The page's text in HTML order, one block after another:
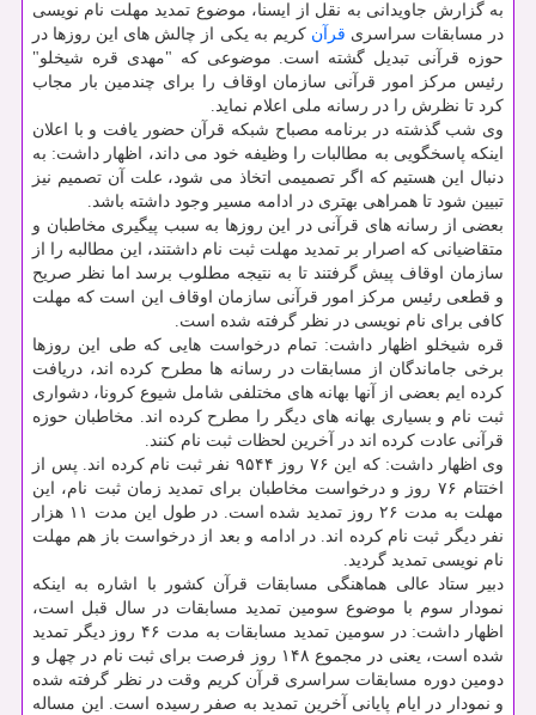
به گزارش جاویدانی به نقل از ایسنا، موضوع تمدید مهلت نام نویسی
در مسابقات سراسری قرآن کریم به یکی از چالش های این روزها در
حوزه قرآنی تبدیل گشته است. موضوعی که "مهدی قره شیخلو"
رئیس مرکز امور قرآنی سازمان اوقاف را برای چندمین بار مجاب
کرد تا نظرش را در رسانه ملی اعلام نماید.
وی شب گذشته در برنامه مصباح شبکه قرآن حضور یافت و با اعلان
اینکه پاسخگویی به مطالبات را وظیفه خود می داند، اظهار داشت: به
دنبال این هستیم که اگر تصمیمی اتخاذ می شود، علت آن تصمیم نیز
تبیین شود تا همراهی بهتری در ادامه مسیر وجود داشته باشد.
بعضی از رسانه های قرآنی در این روزها به سبب پیگیری مخاطبان و
متقاضیانی که اصرار بر تمدید مهلت ثبت نام داشتند، این مطالبه را از
سازمان اوقاف پیش گرفتند تا به نتیجه مطلوب برسد اما نظر صریح
و قطعی رئیس مرکز امور قرآنی سازمان اوقاف این است که مهلت
کافی برای نام نویسی در نظر گرفته شده است.
قره شیخلو اظهار داشت: تمام درخواست هایی که طی این روزها
برخی جاماندگان از مسابقات در رسانه ها مطرح کرده اند، دریافت
کرده ایم بعضی از آنها بهانه های مختلفی شامل شیوع کرونا، دشواری
ثبت نام و بسیاری بهانه های دیگر را مطرح کرده اند. مخاطبان حوزه
قرآنی عادت کرده اند در آخرین لحظات ثبت نام کنند.
وی اظهار داشت: که این ۷۶ روز ۹۵۴۴ نفر ثبت نام کرده اند. پس از
اختتام ۷۶ روز و درخواست مخاطبان برای تمدید زمان ثبت نام، این
مهلت به مدت ۲۶ روز تمدید شده است. در طول این مدت ۱۱ هزار
نفر دیگر ثبت نام کرده اند. در ادامه و بعد از درخواست باز هم مهلت
نام نویسی تمدید گردید.
دبیر ستاد عالی هماهنگی مسابقات قرآن کشور با اشاره به اینکه
نمودار سوم با موضوع سومین تمدید مسابقات در سال قبل است،
اظهار داشت: در سومین تمدید مسابقات به مدت ۴۶ روز دیگر تمدید
شده است، یعنی در مجموع ۱۴۸ روز فرصت برای ثبت نام در چهل و
دومین دوره مسابقات سراسری قرآن کریم وقت در نظر گرفته شده
و نمودار در ایام پایانی آخرین تمدید به صفر رسیده است. این مساله